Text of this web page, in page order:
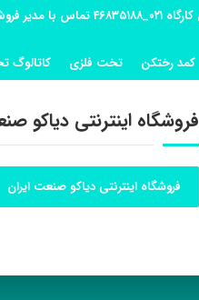
کمد رختکن تخت فلزی کاتالوگ
فروشگاه اینترنتی دیاکو
فروشگاه اینترنتی دیاکو صنعت ایران